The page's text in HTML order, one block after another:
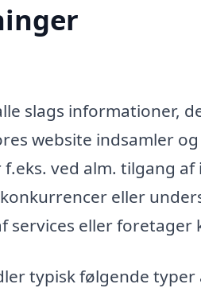
slags informationer,
website indsamler
ved alm. tilgang
eller
services eller foretager
typisk følgende